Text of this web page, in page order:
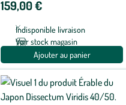
159,00 €
Indisponible livraison
Voir stock magasin
Ajouter au panier